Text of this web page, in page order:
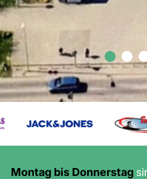
Montag bis Donnerstag